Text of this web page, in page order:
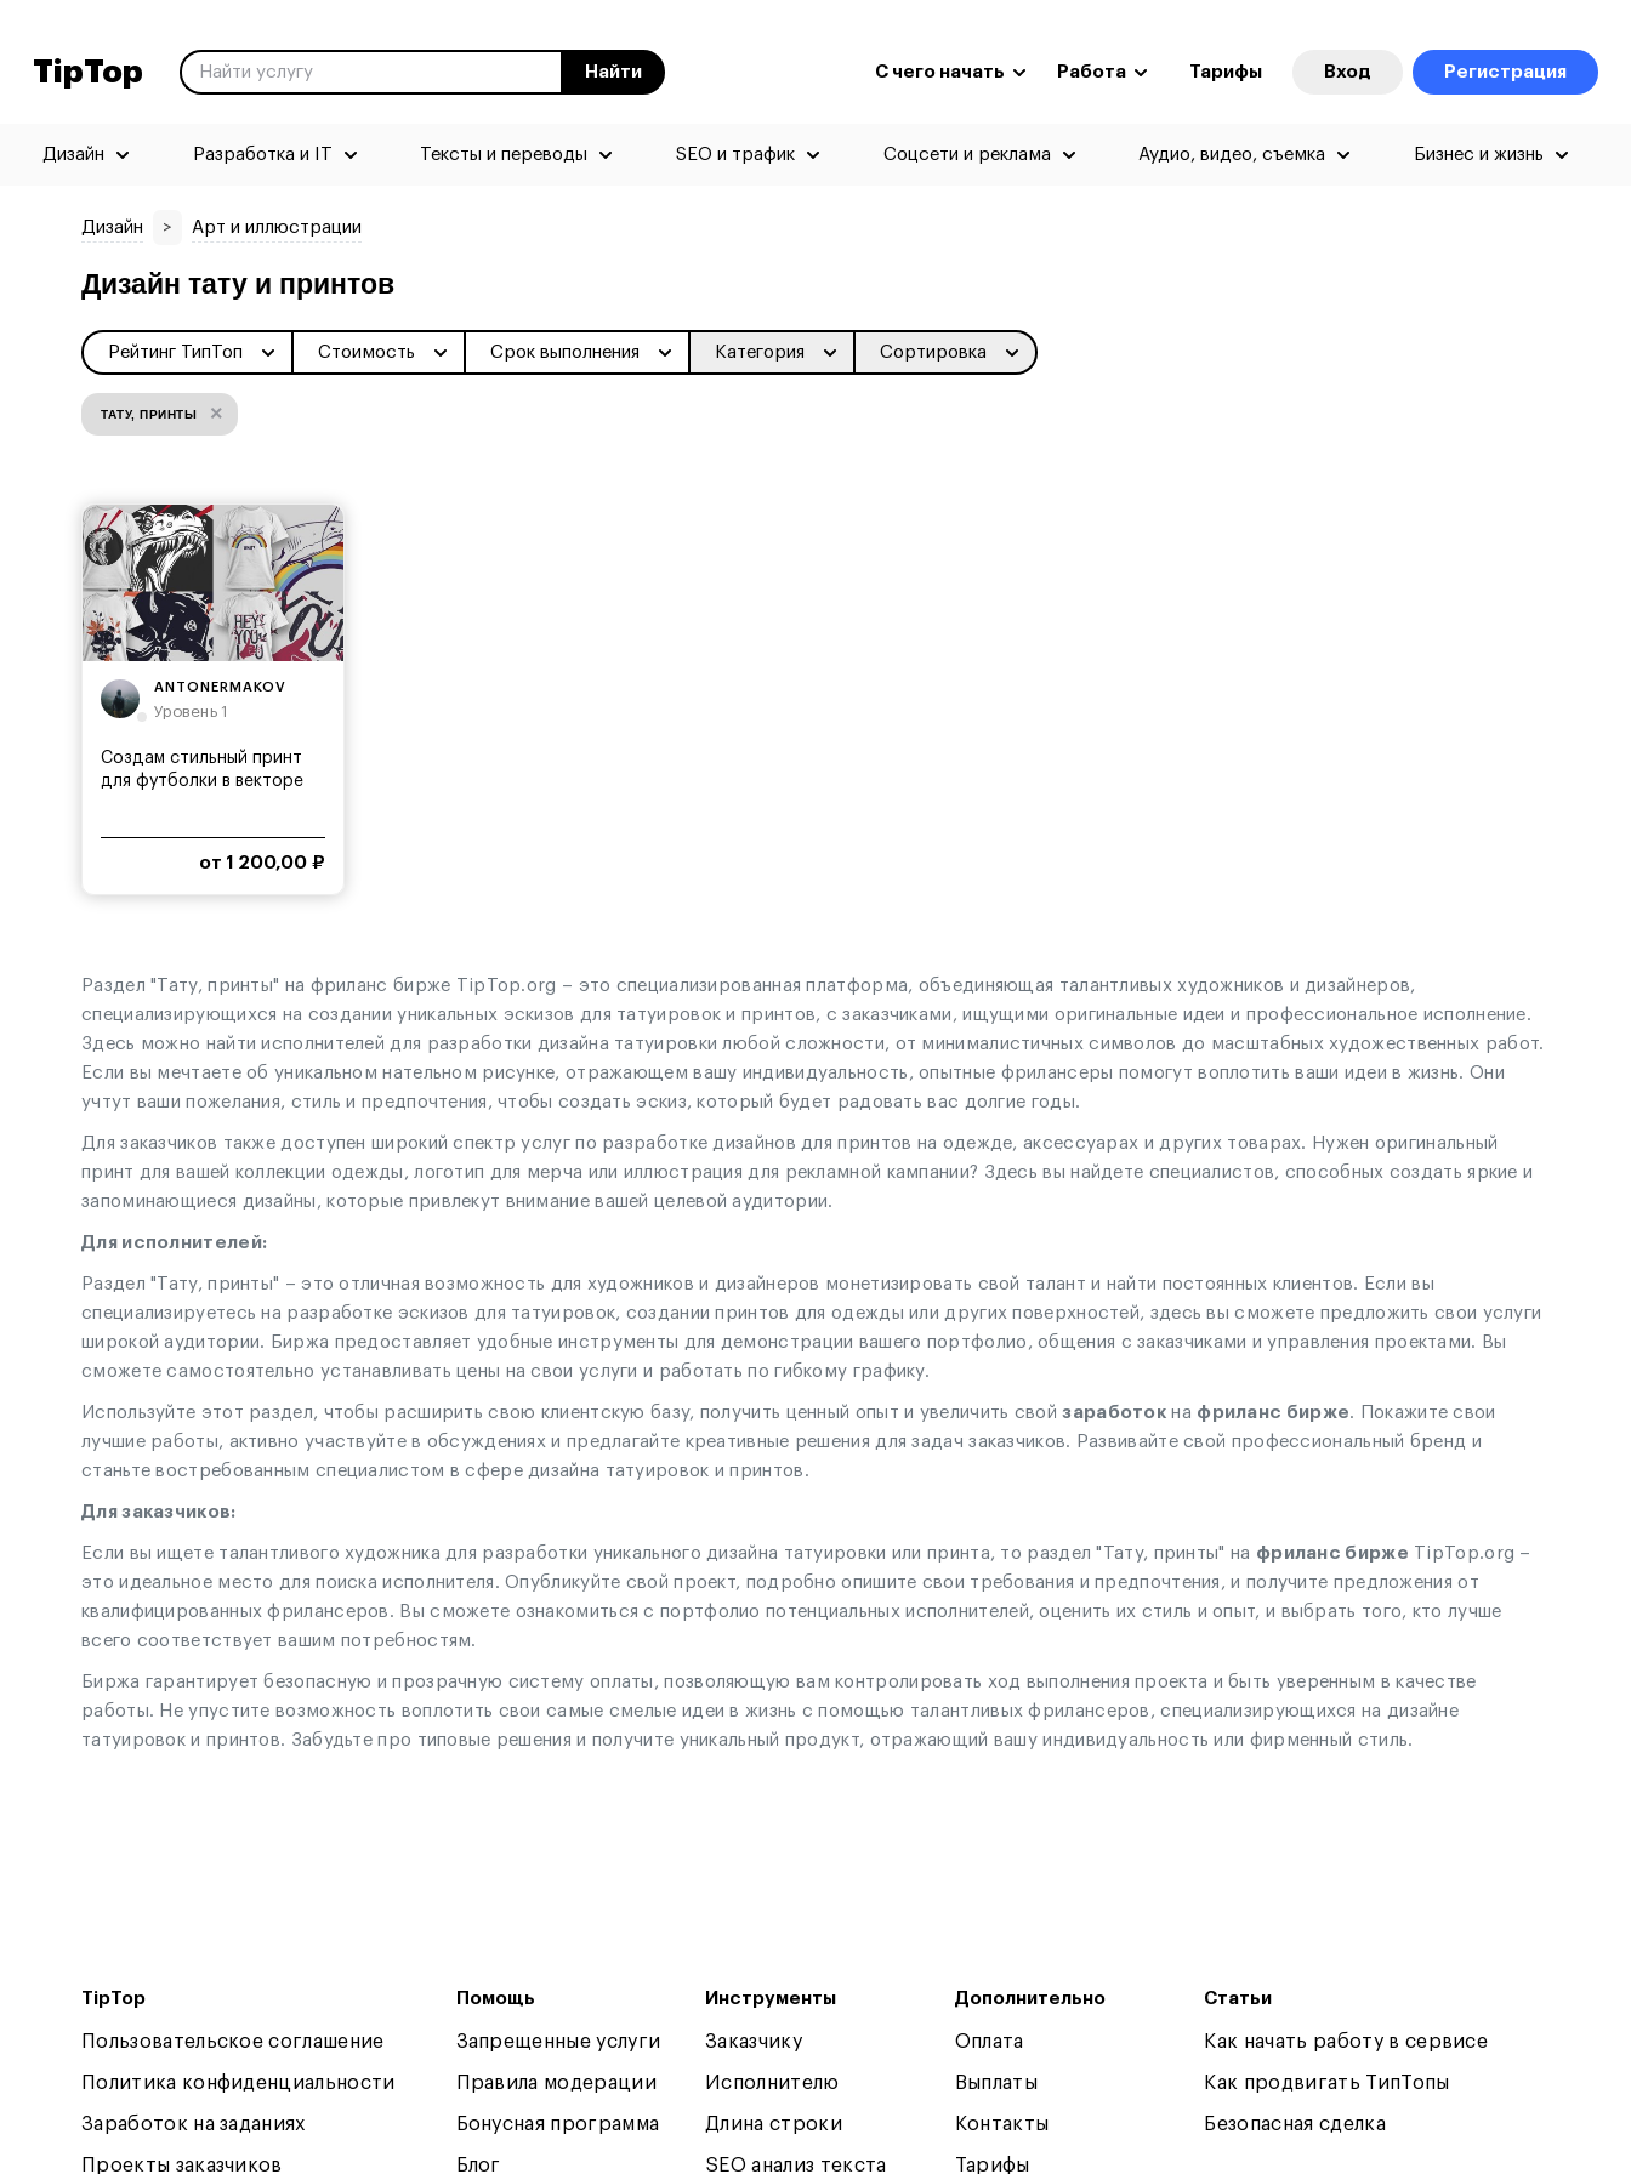
TipTop Найти С чего начать Работа Тарифы Вход Регистрация
Дизайн Разработка и IT Тексты и переводы SEO и трафик Соцсети и реклама Аудио, видео, съемка Бизнес и жизнь
Дизайн > Арт и иллюстрации
Дизайн тату и принтов
Рейтинг ТипТоп Стоимость Срок выполнения Категория Сортировка
ТАТУ, ПРИНТЫ ×
ANTONERMAKOV
Уровень 1
Создам стильный принт
для футболки в векторе
от 1 200,00 ₽
Раздел "Тату, принты" на фриланс бирже TipTop.org – это специализированная платформа, объединяющая талантливых художников и дизайнеров,
специализирующихся на создании уникальных эскизов для татуировок и принтов, с заказчиками, ищущими оригинальные идеи и профессиональное исполнение.
Здесь можно найти исполнителей для разработки дизайна татуировки любой сложности, от минималистичных символов до масштабных художественных работ.
Если вы мечтаете об уникальном нательном рисунке, отражающем вашу индивидуальность, опытные фрилансеры помогут воплотить ваши идеи в жизнь. Они
учтут ваши пожелания, стиль и предпочтения, чтобы создать эскиз, который будет радовать вас долгие годы.
Для заказчиков также доступен широкий спектр услуг по разработке дизайнов для принтов на одежде, аксессуарах и других товарах. Нужен оригинальный
принт для вашей коллекции одежды, логотип для мерча или иллюстрация для рекламной кампании? Здесь вы найдете специалистов, способных создать яркие и
запоминающиеся дизайны, которые привлекут внимание вашей целевой аудитории.
Для исполнителей:
Раздел "Тату, принты" – это отличная возможность для художников и дизайнеров монетизировать свой талант и найти постоянных клиентов. Если вы
специализируетесь на разработке эскизов для татуировок, создании принтов для одежды или других поверхностей, здесь вы сможете предложить свои услуги
широкой аудитории. Биржа предоставляет удобные инструменты для демонстрации вашего портфолио, общения с заказчиками и управления проектами. Вы
сможете самостоятельно устанавливать цены на свои услуги и работать по гибкому графику.
Используйте этот раздел, чтобы расширить свою клиентскую базу, получить ценный опыт и увеличить свойзаработок на фриланс бирже. Покажите свои
лучшие работы, активно участвуйте в обсуждениях и предлагайте креативные решения для задач заказчиков. Развивайте свой профессиональный бренд и
станьте востребованным специалистом в сфере дизайна татуировок и принтов.
Для заказчиков:
Если вы ищете талантливого художника для разработки уникального дизайна татуировки или принта, то раздел "Тату, принты" на фриланс бирже TipTop.org –
это идеальное место для поиска исполнителя. Опубликуйте свой проект, подробно опишите свои требования и предпочтения, и получите предложения от
квалифицированных фрилансеров. Вы сможете ознакомиться с портфолио потенциальных исполнителей, оценить их стиль и опыт, и выбрать того, кто лучше
всего соответствует вашим потребностям.
Биржа гарантирует безопасную и прозрачную систему оплаты, позволяющую вам контролировать ход выполнения проекта и быть уверенным в качестве
работы. Не упустите возможность воплотить свои самые смелые идеи в жизнь с помощью талантливых фрилансеров, специализирующихся на дизайне
татуировок и принтов. Забудьте про типовые решения и получите уникальный продукт, отражающий вашу индивидуальность или фирменный стиль.
TipTop
Пользовательское соглашение
Политика конфиденциальности
Заработок на заданиях
Проекты заказчиков
Помощь
Запрещенные услуги
Правила модерации
Бонусная программа
Блог
Инструменты
Заказчику
Исполнителю
Длина строки
SEO анализ текста
Дополнительно
Оплата
Выплаты
Контакты
Тарифы
Статьи
Как начать работу в сервисе
Как продвигать ТипТопы
Безопасная сделка